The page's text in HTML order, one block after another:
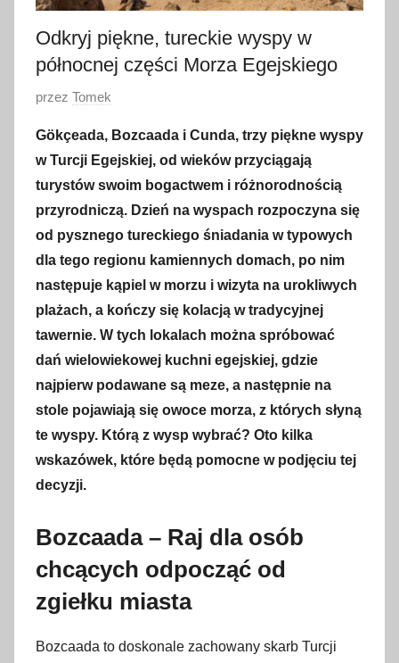
Odkryj piękne, tureckie wyspy w
północnej części Morza Egejskiego
O
u
b
l
k
o
w
a
n
o
r
z
e
n
2
2
przez Tomek
Gökçeada, Bozcaada i Cunda, trzy piękne wyspy
w Turcji Egejskiej, od wieków przyciągają
turystów swoim bogactwem i różnorodnością
przyrodniczą. Dzień na wyspach rozpoczyna się
od pysznego tureckiego śniadania w typowych
dla tego regionu kamiennych domach, po nim
następuje kąpiel w morzu i wizyta na urokliwych
plażach, a kończy się kolacją w tradycyjnej
tawernie. W tych lokalach można spróbować
dań wielowiekowej kuchni egejskiej, gdzie
najpierw podawane są meze, a następnie na
stole pojawiają się owoce morza, z których słyną
te wyspy. Którą z wysp wybrać? Oto kilka
wskazówek, które będą pomocne w podjęciu tej
decyzji.
Bozcaada – Raj dla osób
chcących odpocząć od
zgiełku miasta
Bozcaada to doskonale zachowany skarb Turcji